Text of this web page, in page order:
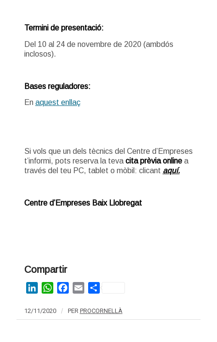
Termini de presentació:
Del 10 al 24 de novembre de 2020 (ambdós
inclosos).
Bases reguladores:
En aquest enllaç
Si vols que un dels tècnics del Centre d’Empreses
t’informi, pots reserva la teva cita prèvia online a
través del teu PC, tablet o mòbil: clicant aquí.
Centre d’Empreses Baix Llobregat
Compartir
LinkedInWhatsAppFacebook
EmailShare
12/11/2020 / PER PROCORNELLÀ